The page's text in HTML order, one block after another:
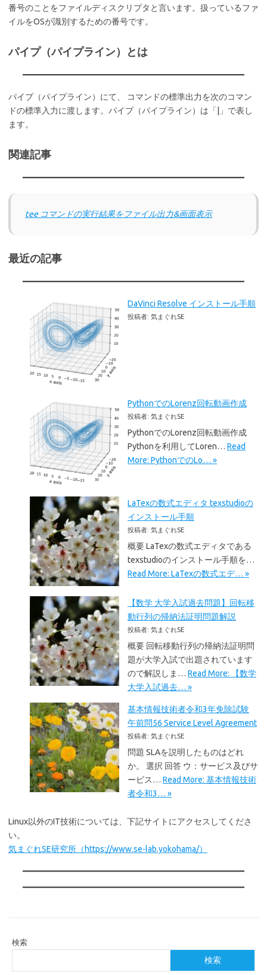
番号のことをファイルディスクリプタと言います。扱っているファ
イルをOSが識別するための番号です。
パイプ（パイプライン）とは
パイプ（パイプライン）にて、 コマンドの標準出力を次のコマン
ドの標準入力に渡します。パイプ（パイプライン）は「|」で表し
ます。
関連記事
tee コマンドの実行結果をファイル出力&画面表示
最近の記事
DaVinci Resolve インストール手順
投稿者: 気まぐれSE
PythonでのLorenz回転動画作成
投稿者: 気まぐれSE
PythonでのLorenz回転動画作成
Pythonを利用してLoren… Read
More: PythonでのLo… »
LaTexの数式エディタ texstudioの
インストール手順
投稿者: 気まぐれSE
概要 LaTexの数式エディタである
texstudioのインストール手順を…
Read More: LaTexの数式エデ… »
【数学 大学入試過去問題】回転移
動行列の帰納法証明問題解説
投稿者: 気まぐれSE
概要 回転移動行列の帰納法証明問
題が大学入試で出題されています
ので解説しま… Read More: 【数学
大学入試過去… »
基本情報技術者令和3年免除試験
午前問56 Service Level Agreement
投稿者: 気まぐれSE
問題 SLAを説明したものはどれ
か。 選択 回答 ウ：サービス及びサ
ービス… Read More: 基本情報技術
者令和3… »
Linux以外のIT技術については、下記サイトにアクセスしてくださ
い。
気まぐれSE研究所（https://www.se-lab.yokohama/）
検索
検索